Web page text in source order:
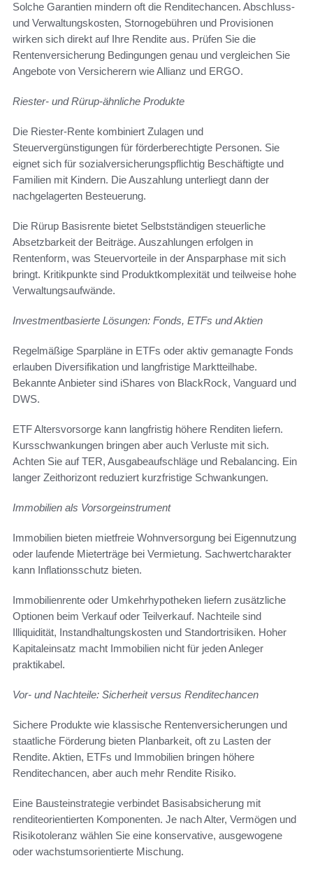
Solche Garantien mindern oft die Renditechancen. Abschluss-
und Verwaltungskosten, Stornogebühren und Provisionen
wirken sich direkt auf Ihre Rendite aus. Prüfen Sie die
Rentenversicherung Bedingungen genau und vergleichen Sie
Angebote von Versicherern wie Allianz und ERGO.
Riester- und Rürup-ähnliche Produkte
Die Riester-Rente kombiniert Zulagen und
Steuervergünstigungen für förderberechtigte Personen. Sie
eignet sich für sozialversicherungspflichtig Beschäftigte und
Familien mit Kindern. Die Auszahlung unterliegt dann der
nachgelagerten Besteuerung.
Die Rürup Basisrente bietet Selbstständigen steuerliche
Absetzbarkeit der Beiträge. Auszahlungen erfolgen in
Rentenform, was Steuervorteile in der Ansparphase mit sich
bringt. Kritikpunkte sind Produktkomplexität und teilweise hohe
Verwaltungsaufwände.
Investmentbasierte Lösungen: Fonds, ETFs und Aktien
Regelmäßige Sparpläne in ETFs oder aktiv gemanagte Fonds
erlauben Diversifikation und langfristige Marktteilhabe.
Bekannte Anbieter sind iShares von BlackRock, Vanguard und
DWS.
ETF Altersvorsorge kann langfristig höhere Renditen liefern.
Kursschwankungen bringen aber auch Verluste mit sich.
Achten Sie auf TER, Ausgabeaufschläge und Rebalancing. Ein
langer Zeithorizont reduziert kurzfristige Schwankungen.
Immobilien als Vorsorgeinstrument
Immobilien bieten mietfreie Wohnversorgung bei Eigennutzung
oder laufende Mieterträge bei Vermietung. Sachwertcharakter
kann Inflationsschutz bieten.
Immobilienrente oder Umkehrhypotheken liefern zusätzliche
Optionen beim Verkauf oder Teilverkauf. Nachteile sind
Illiquidität, Instandhaltungskosten und Standortrisiken. Hoher
Kapitaleinsatz macht Immobilien nicht für jeden Anleger
praktikabel.
Vor- und Nachteile: Sicherheit versus Renditechancen
Sichere Produkte wie klassische Rentenversicherungen und
staatliche Förderung bieten Planbarkeit, oft zu Lasten der
Rendite. Aktien, ETFs und Immobilien bringen höhere
Renditechancen, aber auch mehr Rendite Risiko.
Eine Bausteinstrategie verbindet Basisabsicherung mit
renditeorientierten Komponenten. Je nach Alter, Vermögen und
Risikotoleranz wählen Sie eine konservative, ausgewogene
oder wachstumsorientierte Mischung.